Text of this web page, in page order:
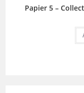
Papier 5 –